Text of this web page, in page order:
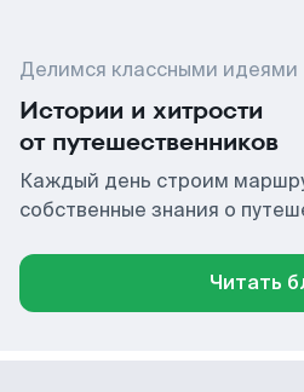
Делимся классными идеями
Истории и хитрости
от путешественников
Каждый день строим
собственные знания о
Читать